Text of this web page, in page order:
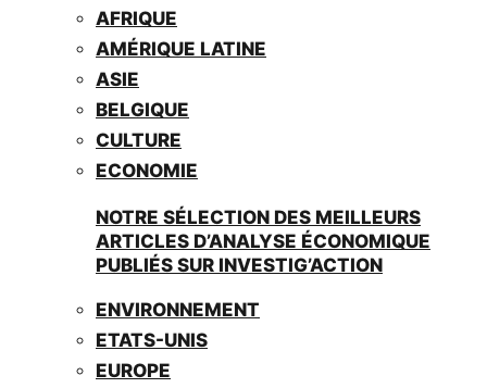
AFRIQUE
AMÉRIQUE LATINE
ASIE
BELGIQUE
CULTURE
ECONOMIE
NOTRE SÉLECTION DES MEILLEURS
ARTICLES D’ANALYSE ÉCONOMIQUE
PUBLIÉS SUR INVESTIG’ACTION
ENVIRONNEMENT
ETATS-UNIS
EUROPE